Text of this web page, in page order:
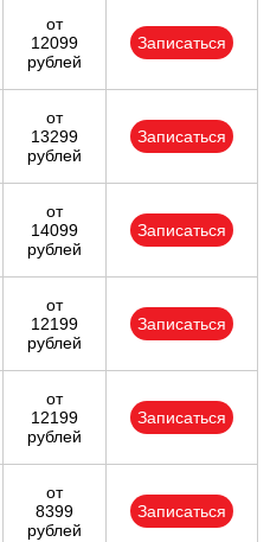
от
12099
рублей
Записаться
от
13299
рублей
Записаться
от
14099
рублей
Записаться
от
12199
рублей
Записаться
от
12199
рублей
Записаться
от
8399
рублей
Записаться